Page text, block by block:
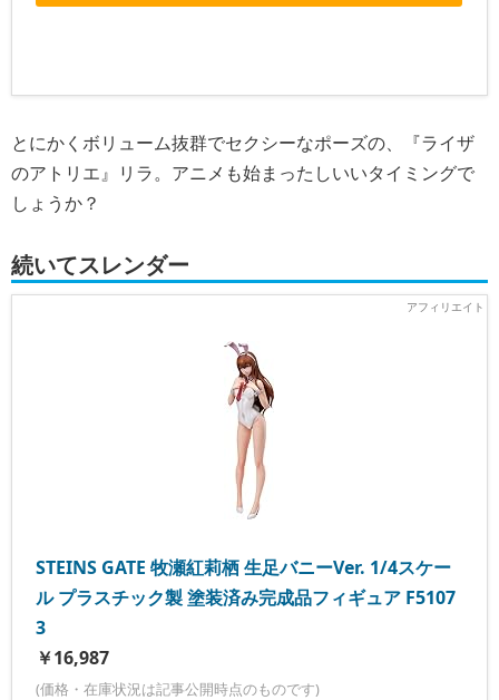
とにかくボリューム抜群でセクシーなポーズの、『ライザ
のアトリエ』リラ。アニメも始まったしいいタイミングで
しょうか？
続いてスレンダー
STEINS GATE 牧瀬紅莉栖 生足バニーVer. 1/4スケー
ル プラスチック製 塗装済み完成品フィギュア F5107
3
￥16,987
(価格・在庫状況は記事公開時点のものです)